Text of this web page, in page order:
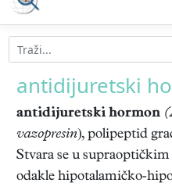
antidijuretski
antidijuretski hormon
vazopresin), polipeptid
Stvara se u
odakle hipotalamičko-